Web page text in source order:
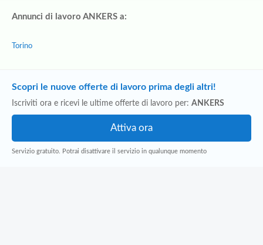
Annunci di lavoro ANKERS a:
Torino
Scopri le nuove offerte di lavoro prima degli altri!
Iscriviti ora e ricevi le ultime offerte di lavoro per: ANKERS
Servizio gratuito. Potrai disattivare il servizio in qualunque momento